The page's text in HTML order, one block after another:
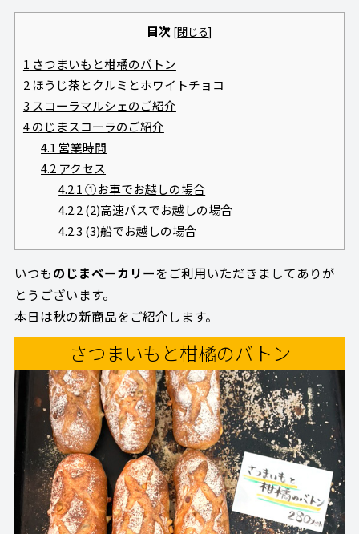
目次 [閉じる]
1 さつまいもと柑橘のバトン
2ほうじ茶とクルミとホワイトチョコ
3 スコーラマルシェのご紹介
4のじまスコーラのご紹介
4.1 営業時間
4.2 アクセス
4.2.1①お車でお越しの場合
4.2.2(2)高速バスでお越しの場合
4.2.3 (3)船でお越しの場合
いつものじまベーカリーをご利用いただきましてありが
とうございます。
本日は秋の新商品をご紹介します。
さつまいもと柑橘のバトン